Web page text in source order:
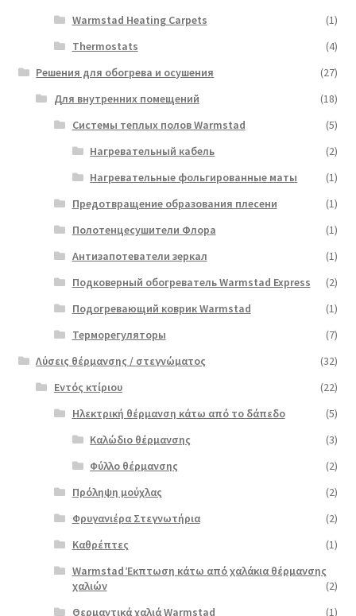
Warmstad Heating Carpets
(1)
Thermostats
(4)
Решения для обогрева и осушения
(27)
Для внутренних помещений
(18)
Системы теплых полов Warmstad
(5)
Нагревательный кабель
(2)
Нагревательные фольгированные маты
(1)
Предотвращение образования плесени
(1)
Полотенцесушители Флора
(1)
Антизапотеватели зеркал
(1)
Подковерный обогреватель Warmstad Express
(2)
Подогревающий коврик Warmstad
(1)
Терморегуляторы
(7)
Λύσεις θέρμανσης / στεγνώματος
(32)
Εντός κτίριου
(22)
Ηλεκτρική θέρμανση κάτω από το δάπεδο
(5)
Καλώδιο θέρμανσης
(3)
Φύλλο θέρμανσης
(2)
Πρόληψη μούχλας
(2)
Φρυγανιέρα Στεγνωτήρια
(2)
Καθρέπτες
(1)
Warmstad Έκπτωση κάτω από χαλάκια θέρμανσης
χαλιών
(2)
Θερμαντικά χαλιά Warmstad
(1)